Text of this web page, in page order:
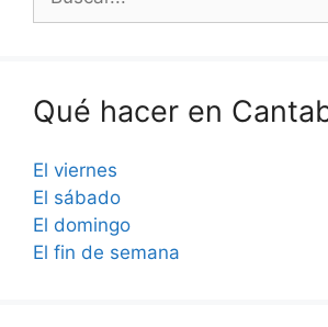
Qué hacer en
El viernes
El sábado
El domingo
El fin de semana